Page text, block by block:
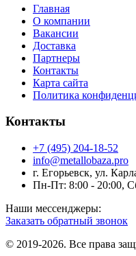
Главная
О компании
Вакансии
Доставка
Партнеры
Контакты
Карта сайта
Политика
Контакты
+7 (495) 204-18-52
info@metallobaza.pro
г. Егорьевск, ул.
Пн-Пт: 8:00 - 20:00,
Наши мессенджеры:
Заказать обратный звонок
© 2019-2026. Все права